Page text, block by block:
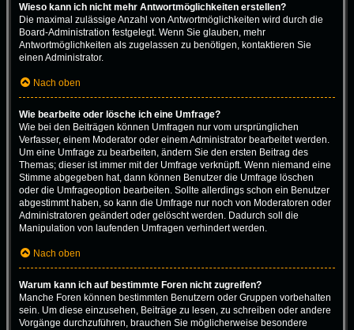
Wieso kann ich nicht mehr Antwortmöglichkeiten erstellen?
Die maximal zulässige Anzahl von Antwortmöglichkeiten wird durch die
Board-Administration festgelegt. Wenn Sie glauben, mehr
Antwortmöglichkeiten als zugelassen zu benötigen, kontaktieren Sie
einen Administrator.
Nach oben
Wie bearbeite oder lösche ich eine Umfrage?
Wie bei den Beiträgen können Umfragen nur vom ursprünglichen
Verfasser, einem Moderator oder einem Administrator bearbeitet werden.
Um eine Umfrage zu bearbeiten, ändern Sie den ersten Beitrag des
Themas; dieser ist immer mit der Umfrage verknüpft. Wenn niemand eine
Stimme abgegeben hat, dann können Benutzer die Umfrage löschen
oder die Umfrageoption bearbeiten. Sollte allerdings schon ein Benutzer
abgestimmt haben, so kann die Umfrage nur noch von Moderatoren oder
Administratoren geändert oder gelöscht werden. Dadurch soll die
Manipulation von laufenden Umfragen verhindert werden.
Nach oben
Warum kann ich auf bestimmte Foren nicht zugreifen?
Manche Foren können bestimmten Benutzern oder Gruppen vorbehalten
sein. Um diese einzusehen, Beiträge zu lesen, zu schreiben oder andere
Vorgänge durchzuführen, brauchen Sie möglicherweise besondere